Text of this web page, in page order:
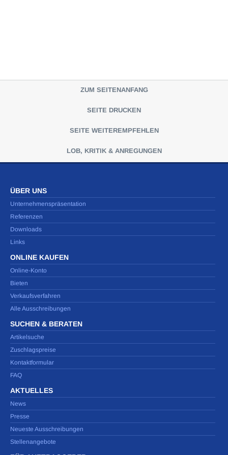
ZUM SEITENANFANG
SEITE DRUCKEN
SEITE WEITEREMPFEHLEN
LOB, KRITIK & ANREGUNGEN
ÜBER UNS
Unternehmenspräsentation
Referenzen
Downloads
Links
ONLINE KAUFEN
Online-Konto
Bieten
Verkaufsverfahren
Alle Ausschreibungen
SUCHEN & BERATEN
Artikelsuche
Zuschlagspreise
Kontaktformular
FAQ
AKTUELLES
News
Presse
Neueste Ausschreibungen
Stellenangebote